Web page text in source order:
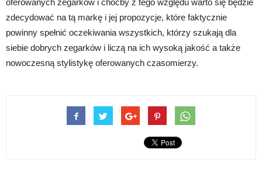
oferowanych zegarków i choćby z tego względu warto się będzie
zdecydować na tą markę i jej propozycje, które faktycznie
powinny spełnić oczekiwania wszystkich, którzy szukają dla
siebie dobrych zegarków i liczą na ich wysoką jakość a także
nowoczesną stylistykę oferowanych czasomierzy.